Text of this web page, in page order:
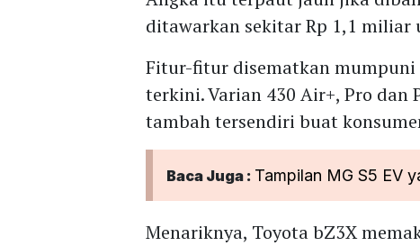
ditawarkan sekitar Rp 1,1 miliar
Fitur-fitur disematkan
terkini. Varian 430 Air+, Pro dan
tambah tersendiri buat
Baca Juga : Tampilan MG S5 EV
Menariknya, Toyota bZ3X